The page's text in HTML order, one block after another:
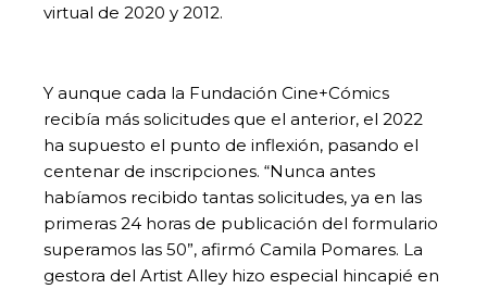
virtual de 2020 y 2012.
Y aunque cada la Fundación Cine+Cómics
recibía más solicitudes que el anterior, el 2022
ha supuesto el punto de inflexión, pasando el
centenar de inscripciones. “Nunca antes
habíamos recibido tantas solicitudes, ya en las
primeras 24 horas de publicación del formulario
superamos las 50”, afirmó Camila Pomares. La
gestora del Artist Alley hizo especial hincapié en